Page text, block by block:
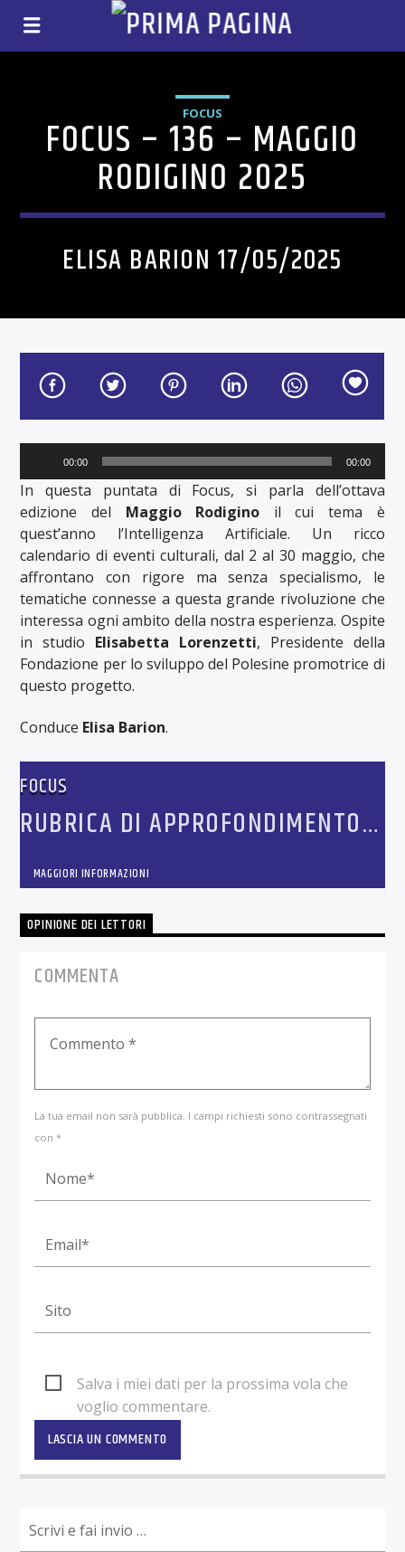
FOCUS
FOCUS – 136 – MAGGIO
RODIGINO 2025
ELISA BARION 17/05/2025
Player
00:00 00:00
In questa puntata di Focus, si parla dell’ottava
edizione del Maggio Rodigino il cui tema è
quest’anno l’Intelligenza Artificiale. Un ricco
calendario di eventi culturali, dal 2 al 30 maggio, che
affrontano con rigore ma senza specialismo, le
tematiche connesse a questa grande rivoluzione che
interessa ogni ambito della nostra esperienza. Ospite
in studio Elisabetta Lorenzetti, Presidente della
Fondazione per lo sviluppo del Polesine promotrice di
questo progetto.
Conduce Elisa Barion.
FOCUS
RUBRICA DI APPROFONDIMENTO
MAGGIORI INFORMAZIONI
OPINIONE DEI LETTORI
COMMENTA
La tua email non sarà pubblica. I campi richiesti sono contrassegnati
con *
Salva i miei dati per la prossima vola che
voglio commentare.